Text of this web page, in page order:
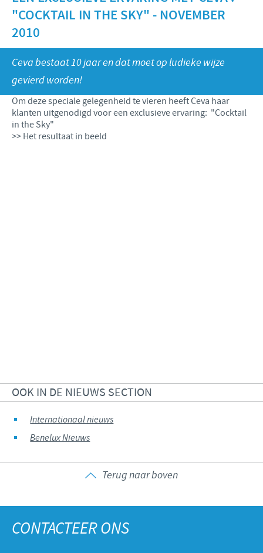
Onze missie
Onze kernwaarden
Onderzoek en ontwikkeling
Productie
Runderen - Schapen - Geiten
Varkens
Pluimvee
Focus op verantwoordelijkheid
Bijdragen
Programma ontwikkelingshulp
Zakelijke en wetenschappelijke partnerschappen
NIEUWS
Internationaal nieuws
Benelux Nieuws
JOBS
International position
Benelux jobs
CONTACT
"COCKTAIL IN THE SKY" - NOVEMBER
2010
Ceva bestaat 10 jaar en dat moet op ludieke wijze
gevierd worden!
Om deze speciale gelegenheid te vieren heeft Ceva haar
klanten uitgenodigd voor een exclusieve ervaring: "Cocktail
in the Sky"
>> Het resultaat in beeld
OOK IN DE NIEUWS SECTION
Internationaal nieuws
Benelux Nieuws
Terug naar boven
CONTACTEER ONS